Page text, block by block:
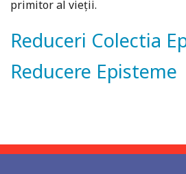
primitor al vieții.
Reduceri Colectia
Reducere Episteme